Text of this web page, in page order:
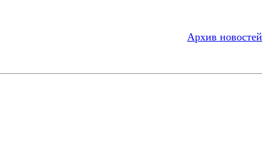
Архив новостей